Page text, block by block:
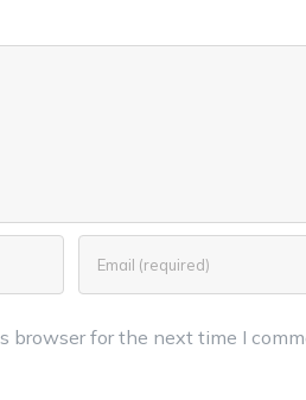
browser for the next time I